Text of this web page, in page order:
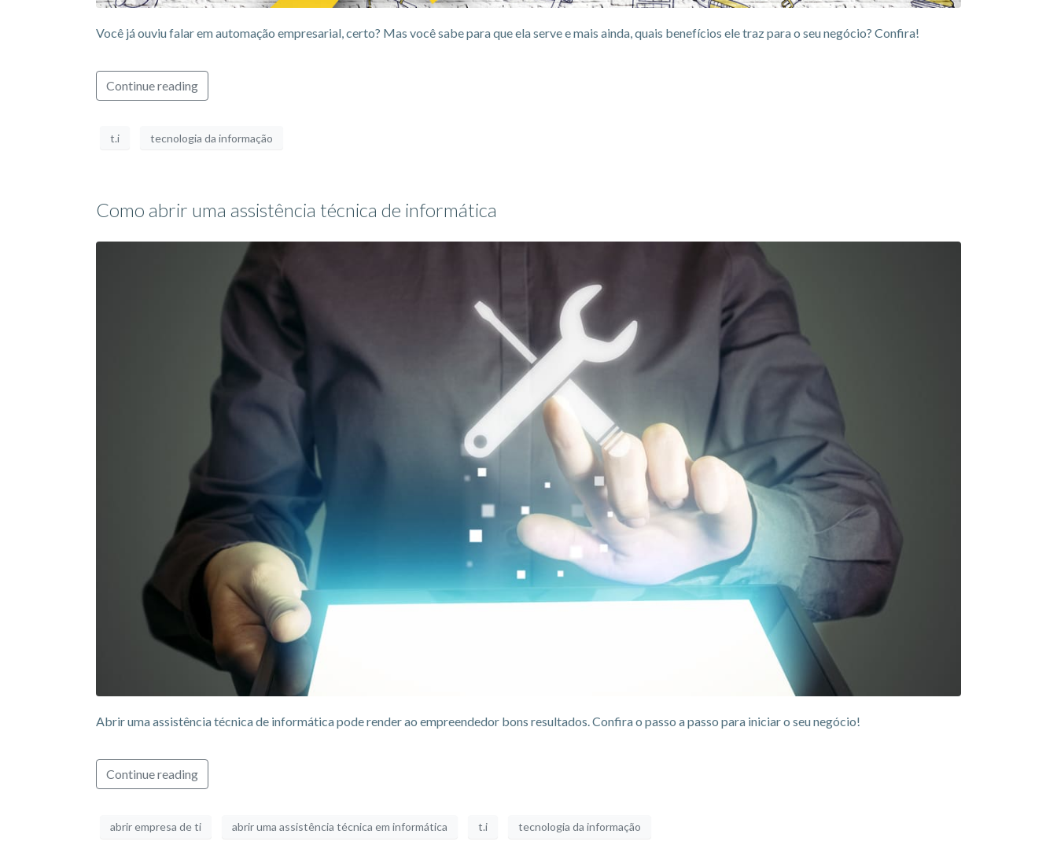
Você já ouviu falar em automação empresarial, certo? Mas você sabe para que ela serve e mais ainda, quais benefícios ele traz para o seu negócio? Confira!
Continue reading
t.i tecnologia da informação
Como abrir uma assistência técnica de informática
Abrir uma assistência técnica de informática pode render ao empreendedor bons resultados. Confira o passo a passo para iniciar o seu negócio!
Continue reading
abrir empresa de ti abrir uma assistência técnica em informática t.i tecnologia da informação